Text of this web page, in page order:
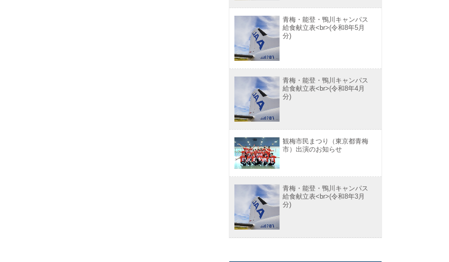
青梅・能登・鴨川キャンパス
給食献立表<br>(令和8年5月
分)
青梅・能登・鴨川キャンパス
給食献立表<br>(令和8年4月
分)
観梅市民まつり（東京都青梅
市）出演のお知らせ
青梅・能登・鴨川キャンパス
給食献立表<br>(令和8年3月
分)